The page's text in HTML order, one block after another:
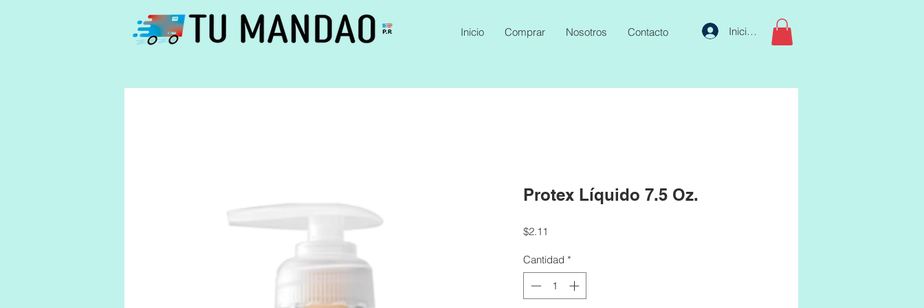
Inicio Comprar Nosotros Contacto Iniciar sesión
Protex Líquido 7.5 Oz.
$2.11
Cantidad *